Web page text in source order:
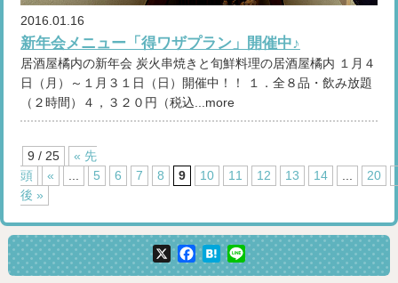
2016.01.16
新年会メニュー「得ワザプラン」開催中♪
居酒屋橘内の新年会 炭火串焼きと旬鮮料理の居酒屋橘内 １月４
日（月）～１月３１日（日）開催中！！ １．全８品・飲み放題
（２時間）４，３２０円（税込...more
9 / 25
« 先
頭
« 5 6 7 8 9 10 11 12 13 14 20
後 »
X Facebook
Hatena
Line